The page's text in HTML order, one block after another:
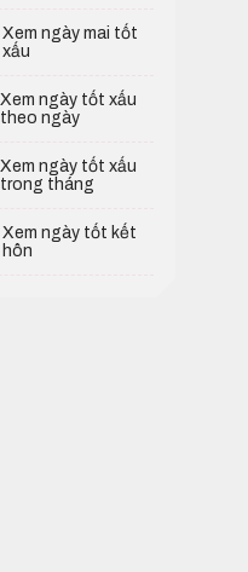
Xem ngày mai tốt
xấu
Xem ngày tốt xấu
theo ngày
Xem ngày tốt xấu
trong tháng
Xem ngày tốt kết
hôn